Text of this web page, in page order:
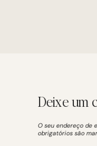
Deixe um
O seu endereço de
obrigatórios são